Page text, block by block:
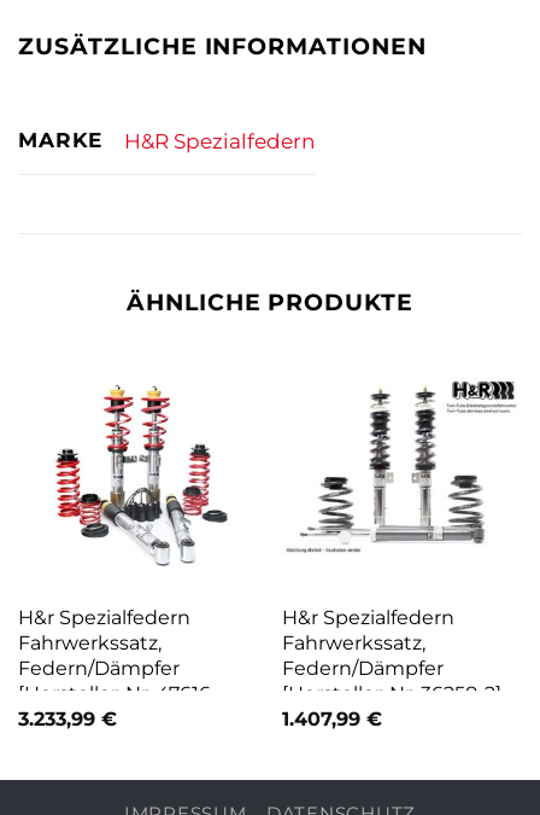
ZUSÄTZLICHE INFORMATIONEN
MARKE H&R Spezialfedern
ÄHNLICHE PRODUKTE
H&r Spezialfedern
Fahrwerkssatz,
Federn/Dämpfer
[Hersteller-Nr. 47616-
3VS] für BMW
3.233,99 €
H&r Spezialfedern
Fahrwerkssatz,
Federn/Dämpfer
[Hersteller-Nr. 36258-2]
für Audi, Seat, Skoda, VW
1.407,99 €